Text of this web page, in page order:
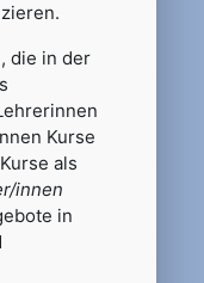
, die in der
Kurse
als
innen
in